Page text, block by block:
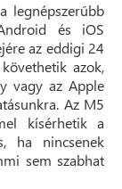
legnépszerűbb
és iOS
az eddigi 24
azok,
vagy az Apple
Az M5
kísérhetik a
ha nincsenek
sem szabhat